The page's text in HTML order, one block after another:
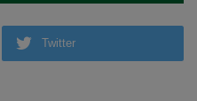
Twitter